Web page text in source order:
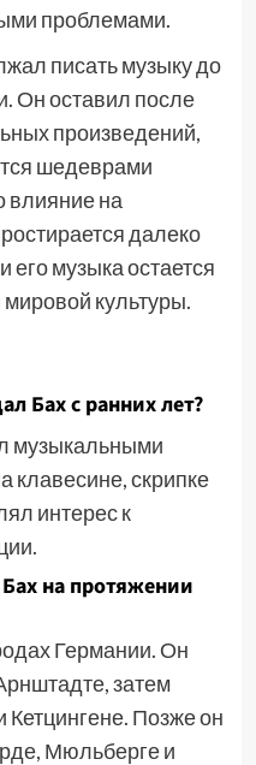
проблемами.
писать музыку до
Он оставил после
произведений,
шедеврами
влияние на
далеко
его музыка остается
культуры.
Бах с ранних лет?
музыкальными
клавесине, скрипке
интерес к
на протяжении
Германии. Он
затем
Позже он
Мюльберге и